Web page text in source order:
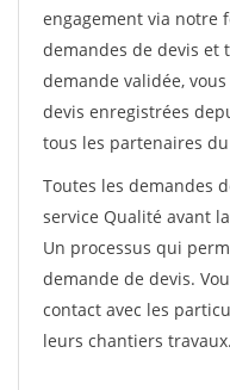
engagement via notre
demandes de devis et
demande validée,
devis enregistrées
tous les partenaires
Toutes les demandes
service Qualité avant
Un processus qui
demande de devis.
contact avec les
leurs chantiers travaux.